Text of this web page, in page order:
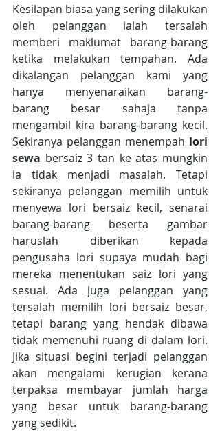
Kesilapan biasa yang sering dilakukan
oleh pelanggan ialah tersalah
memberi maklumat barang-barang
ketika melakukan tempahan. Ada
dikalangan pelanggan kami yang
hanya menyenaraikan barang-
barang besar sahaja tanpa
mengambil kira barang-barang kecil.
Sekiranya pelanggan menempah lori
sewa bersaiz 3 tan ke atas mungkin
ia tidak menjadi masalah. Tetapi
sekiranya pelanggan memilih untuk
menyewa lori bersaiz kecil, senarai
barang-barang beserta gambar
haruslah diberikan kepada
pengusaha lori supaya mudah bagi
mereka menentukan saiz lori yang
sesuai. Ada juga pelanggan yang
tersalah memilih lori bersaiz besar,
tetapi barang yang hendak dibawa
tidak memenuhi ruang di dalam lori.
Jika situasi begini terjadi pelanggan
akan mengalami kerugian kerana
terpaksa membayar jumlah harga
yang besar untuk barang-barang
yang sedikit.